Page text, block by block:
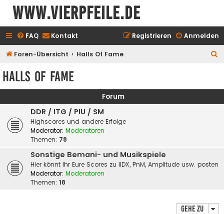
www.vierpfeile.de
FAQ Kontakt Anmelden
Registrieren
Foren-Übersicht Halls Of Fame
e
Halls Of Fame
Forum
DDR / ITG / PIU / SM
Highscores und andere Erfolge
Moderator: Moderatoren
Themen: 78
Sonstige Bemani- und Musikspiele
Hier könnt Ihr Eure Scores zu IIDX, PnM, Amplitude usw. posten
Moderator: Moderatoren
Themen: 18
Gehe zu